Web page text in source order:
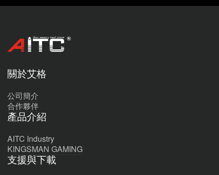
關於艾格
公司簡介
合作夥伴
產品介紹
AITC Industry
KINGSMAN GAMING
支援與下載